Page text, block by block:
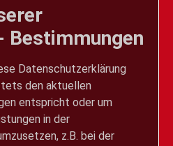
Bestimmungen
Datenschutzerklärung
den aktuellen
entspricht oder um
in der
z.B. bei der